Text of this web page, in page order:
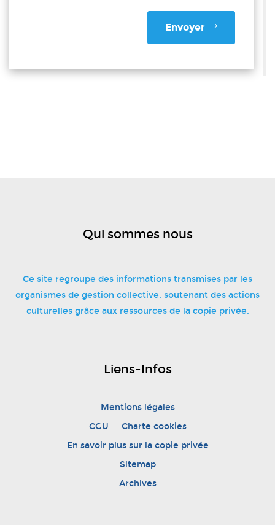
Envoyer
Qui sommes nous
Ce site regroupe des informations transmises par les
organismes de gestion collective, soutenant des actions
culturelles grâce aux ressources de la copie privée.
Liens-Infos
Mentions légales
CGU - Charte cookies
En savoir plus sur la copie privée
Sitemap
Archives